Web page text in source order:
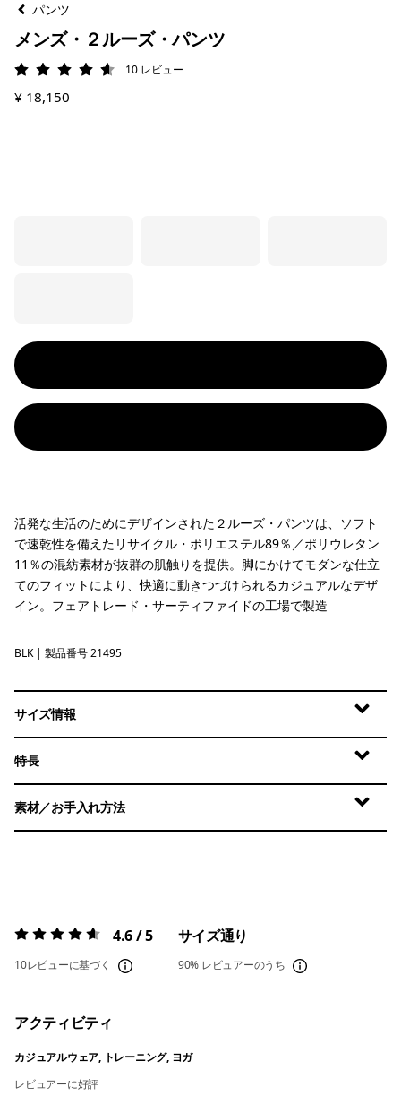
パンツ
メンズ・２ルーズ・パンツ
評価: 4.6 / 5
10 レビュー
¥ 18,150
活発な生活のためにデザインされた２ルーズ・パンツは、ソフト
で速乾性を備えたリサイクル・ポリエステル89％／ポリウレタン
11％の混紡素材が抜群の肌触りを提供。脚にかけてモダンな仕立
てのフィットにより、快適に動きつづけられるカジュアルなデザ
イン。フェアトレード・サーティファイドの工場で製造
Black
BLK | 製品番号 21495
サイズ情報
特長
素材／お手入れ方法
評価:4.6 / 5 4.6 / 5
10レビューに基づく
サイズ通り
90% レビュアーのうち
アクティビティ
カジュアルウェア, トレーニング, ヨガ
レビュアーに好評